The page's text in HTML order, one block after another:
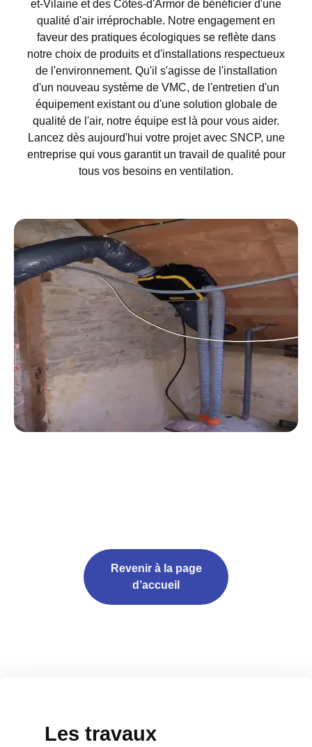
et-Vilaine et des Côtes-d'Armor de bénéficier d'une
qualité d'air irréprochable. Notre engagement en
faveur des pratiques écologiques se reflète dans
notre choix de produits et d'installations respectueux
de l'environnement. Qu'il s'agisse de l'installation
d'un nouveau système de VMC, de l'entretien d'un
équipement existant ou d'une solution globale de
qualité de l'air, notre équipe est là pour vous aider.
Lancez dès aujourd'hui votre projet avec SNCP, une
entreprise qui vous garantit un travail de qualité pour
tous vos besoins en ventilation.
Revenir à la page
d’accueil
Les travaux